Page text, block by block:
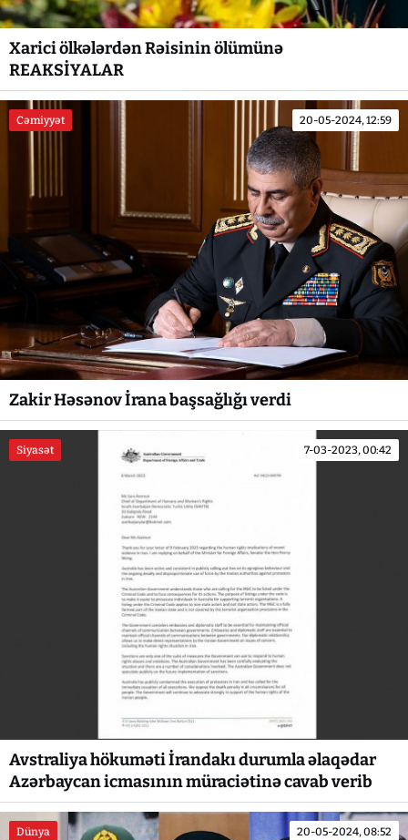
Xarici ölkələrdən Rəisinin ölümünə
REAKSİYALAR
Cəmiyyət 20-05-2024, 12:59
Zakir Həsənov İrana başsağlığı verdi
Siyasət 7-03-2023, 00:42
Avstraliya hökuməti İrandakı durumla əlaqədar
Azərbaycan icmasının müraciətinə cavab verib
Dünya 20-05-2024, 08:52